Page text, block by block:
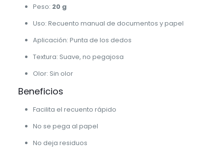
Peso: 20 g
Uso: Recuento manual de documentos y papel
Aplicación: Punta de los dedos
Textura: Suave, no pegajosa
Olor: Sin olor
Beneficios
Facilita el recuento rápido
No se pega al papel
No deja residuos